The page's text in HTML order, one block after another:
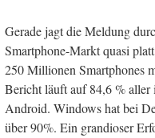
Gerade jagt die Meldung
Smartphone-Markt quasi
250 Millionen Smartphones
Bericht läuft auf 84,6 % aller
Android. Windows hat bei
über 90%. Ein grandioser